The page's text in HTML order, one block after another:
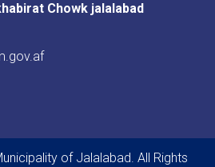
Chowk jalalabad
of Jalalabad. All Rights